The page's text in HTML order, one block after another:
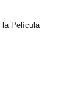
la Película